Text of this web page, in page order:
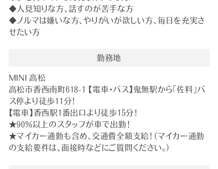
◆人見知りな方、話すのが苦手な方
◆ノルマは嫌いな方、やりがいが欲しい方、毎日を充実さ
せたい方
勤務地
MINI 高松
高松市香西南町618-1 【電車・バス】鬼無駅から「佐料」バ
ス停より徒歩11分！
【電車】香西駅1番出口より徒歩15分！
★90％以上のスタッフが車で出勤！
★マイカー通勤も含め、交通費全額支給！（マイカー通勤
の支給要件は、面接時などにご質問ください。）